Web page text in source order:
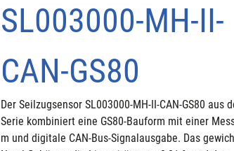
SL003000-MH-II-
CAN-GS80
Der Seilzugsensor SL003000-MH-II-CAN-GS80 aus
Serie kombiniert eine GS80-Bauform mit einer
m und digitale CAN-Bus-Signalausgabe. Das